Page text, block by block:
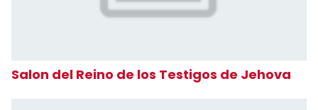
Salon del Reino de los Testigos de Jehova